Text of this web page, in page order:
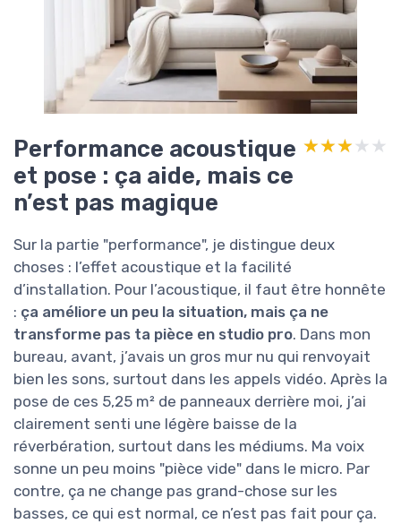
Performance acoustique
et pose : ça aide, mais ce
n’est pas magique
★★★★★
★★★★★
Sur la partie "performance", je distingue deux
choses : l’effet acoustique et la facilité
d’installation. Pour l’acoustique, il faut être honnête
: ça améliore un peu la situation, mais ça ne
transforme pas ta pièce en studio pro. Dans mon
bureau, avant, j’avais un gros mur nu qui renvoyait
bien les sons, surtout dans les appels vidéo. Après la
pose de ces 5,25 m² de panneaux derrière moi, j’ai
clairement senti une légère baisse de la
réverbération, surtout dans les médiums. Ma voix
sonne un peu moins "pièce vide" dans le micro. Par
contre, ça ne change pas grand-chose sur les
basses, ce qui est normal, ce n’est pas fait pour ça.